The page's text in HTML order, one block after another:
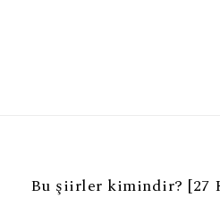
Bu şiirler kimindir? [27